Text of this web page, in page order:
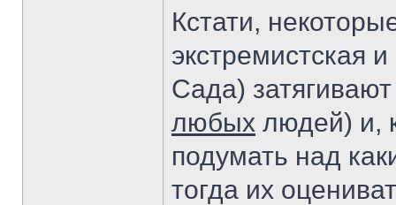
Кстати,
экстремистская
Сада)
любых людей) и,
подумать над
тогда их